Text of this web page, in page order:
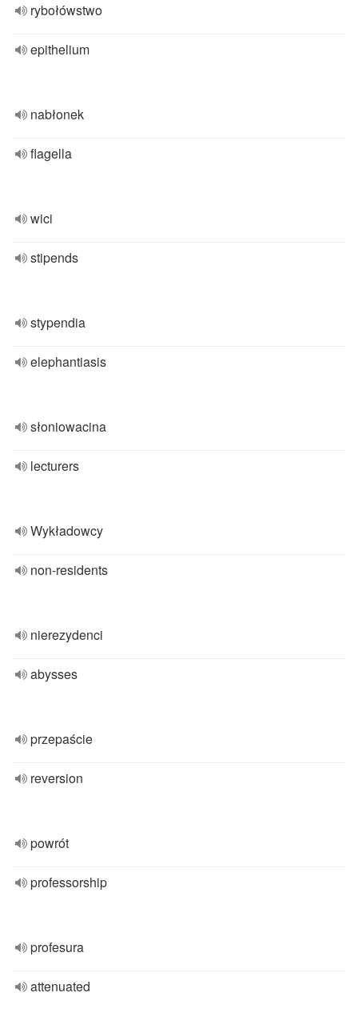
rybołówstwo
epithelium
nabłonek
flagella
wici
stipends
stypendia
elephantiasis
słoniowacina
lecturers
Wykładowcy
non-residents
nierezydenci
abysses
przepaście
reversion
powrót
professorship
profesura
attenuated